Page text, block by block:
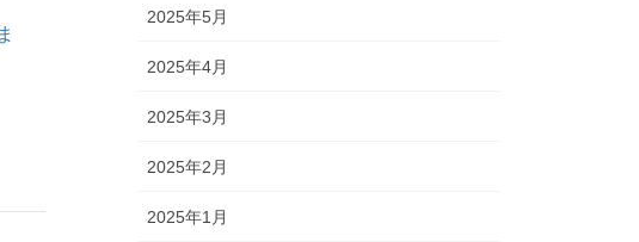
2025年5月
2025年4月
2025年3月
2025年2月
2025年1月